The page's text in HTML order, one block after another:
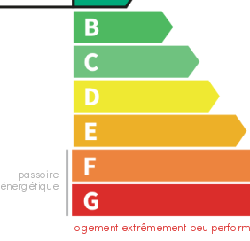
logement extrêmement peu
passoire
énergétique